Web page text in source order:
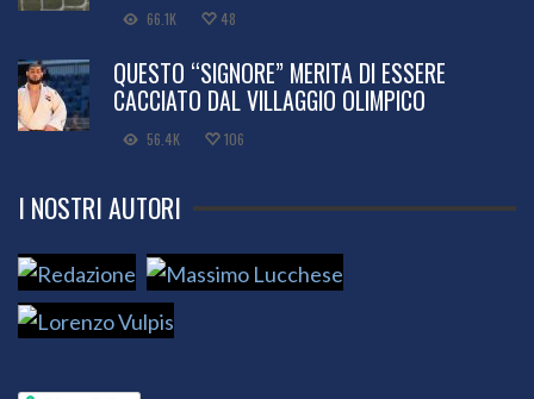
66.1K 48
QUESTO “SIGNORE” MERITA DI ESSERE
CACCIATO DAL VILLAGGIO OLIMPICO
56.4K 106
I NOSTRI AUTORI